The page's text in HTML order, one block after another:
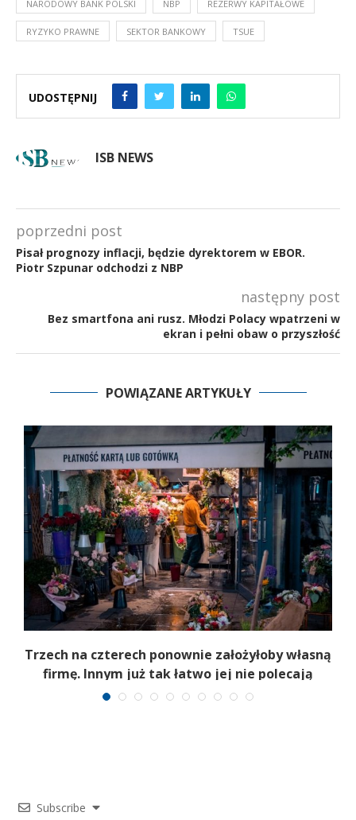
NARODOWY BANK POLSKI NBP REZERWY KAPITAŁOWE
RYZYKO PRAWNE SEKTOR BANKOWY TSUE
UDOSTĘPNIJ
ISB NEWS
poprzedni post
Pisał prognozy inflacji, będzie dyrektorem w EBOR.
Piotr Szpunar odchodzi z NBP
następny post
Bez smartfona ani rusz. Młodzi Polacy wpatrzeni w
ekran i pełni obaw o przyszłość
POWIĄZANE ARTYKUŁY
Trzech na czterech ponownie założyłoby własną
firmę. Innym już tak łatwo jej nie polecają
Subscribe